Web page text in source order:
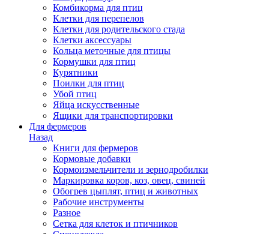
Комбикорма для птиц
Клетки для перепелов
Клетки для родительского стада
Клетки аксессуары
Кольца меточные для птицы
Кормушки для птиц
Курятники
Поилки для птиц
Убой птиц
Яйца искусственные
Ящики для транспортировки
Для фермеров
Назад
Книги для фермеров
Кормовые добавки
Кормоизмельчители и зернодробилки
Маркировка коров, коз, овец, свиней
Обогрев цыплят, птиц и животных
Рабочие инструменты
Разное
Сетка для клеток и птичников